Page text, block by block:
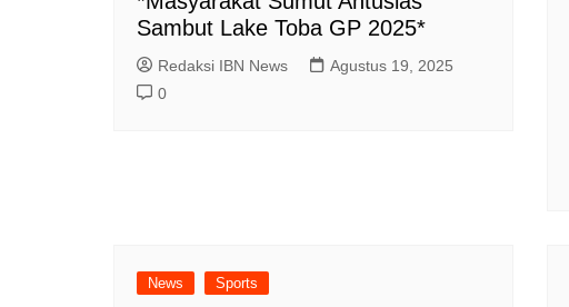
Sambut Lake Toba GP 2025*
Redaksi IBN News
Agustus 19, 2025
0
News Sports